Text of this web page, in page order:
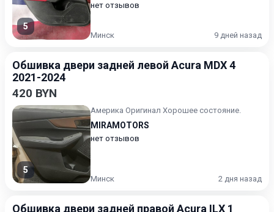
5
нет отзывов
Минск 9 дней назад
Обшивка двери задней левой Acura MDX 4
2021-2024
420 BYN
5
Америка Оригинал Хорошее состояние.
MIRAMOTORS
нет отзывов
Минск 2 дня назад
Обшивка двери задней правой Acura ILX 1